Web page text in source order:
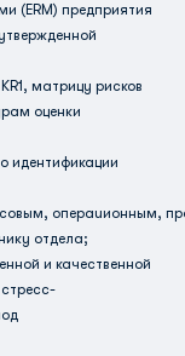
(ЕRМ) предприятия
матрицу рисков
оценки
идентификации
операuионным,
отдела;
и качественной